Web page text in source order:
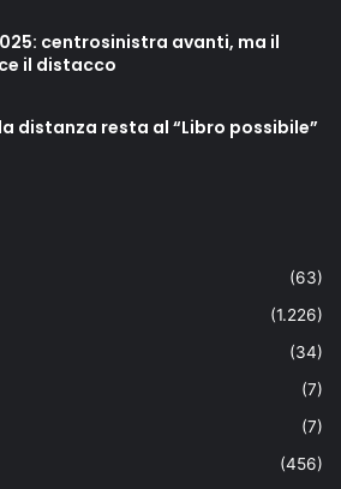
centrosinistra avanti, ma il
il distacco
distanza resta al “Libro possibile”
(63)
(1.226)
(34)
(7)
(7)
(456)